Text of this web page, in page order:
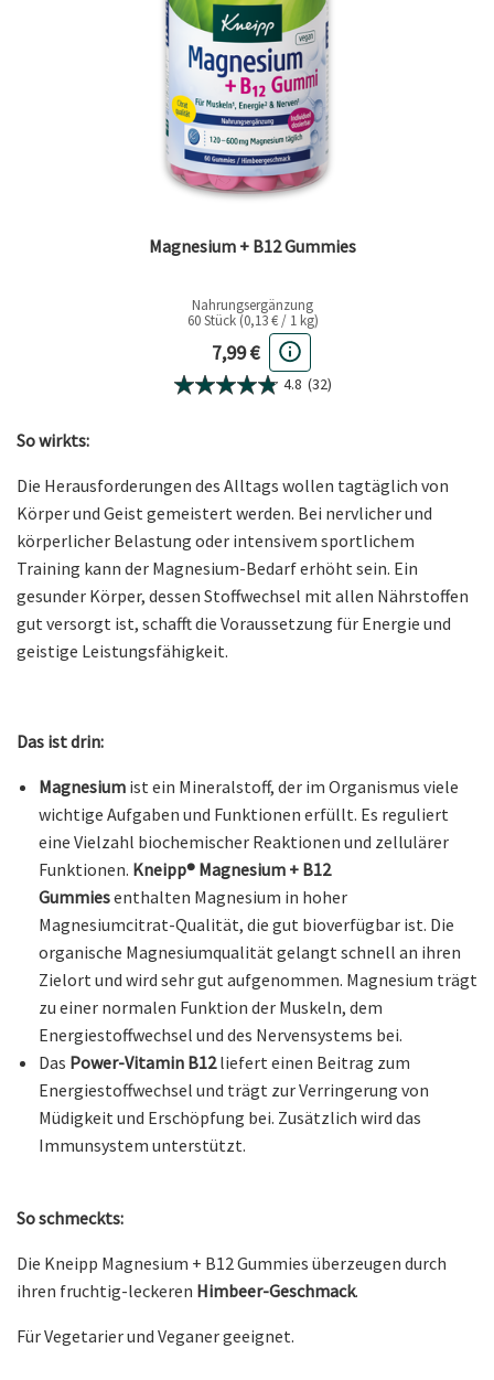
Magnesium + B12 Gummies
Nahrungsergänzung
60 Stück (0,13 € / 1 kg)
Aktueller Preis
7,99 €
4.8 (32)
So wirkts:
Die Herausforderungen des Alltags wollen tagtäglich von
Körper und Geist gemeistert werden. Bei nervlicher und
körperlicher Belastung oder intensivem sportlichem
Training kann der Magnesium-Bedarf erhöht sein. Ein
gesunder Körper, dessen Stoffwechsel mit allen Nährstoffen
gut versorgt ist, schafft die Voraussetzung für Energie und
geistige Leistungsfähigkeit.
Das ist drin:
Magnesium ist ein Mineralstoff, der im Organismus viele
wichtige Aufgaben und Funktionen erfüllt. Es reguliert
eine Vielzahl biochemischer Reaktionen und zellulärer
Funktionen. Kneipp® Magnesium + B12
Gummiesenthalten Magnesium in hoher
Magnesiumcitrat-Qualität, die gut bioverfügbar ist. Die
organische Magnesiumqualität gelangt schnell an ihren
Zielort und wird sehr gut aufgenommen. Magnesium trägt
zu einer normalen Funktion der Muskeln, dem
Energiestoffwechsel und des Nervensystems bei.
Das Power-Vitamin B12liefert einen Beitrag zum
Energiestoffwechsel und trägt zur Verringerung von
Müdigkeit und Erschöpfung bei. Zusätzlich wird das
Immunsystem unterstützt.
So schmeckts:
Die Kneipp Magnesium + B12 Gummies überzeugen durch
ihren fruchtig-leckeren Himbeer-Geschmack.
Für Vegetarier und Veganer geeignet.